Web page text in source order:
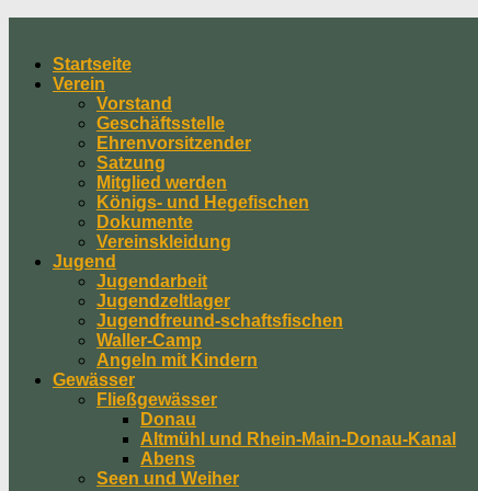
contentStartseite
Verein
Vorstand
Geschäftsstelle
Ehrenvorsitzender
Satzung
Mitglied werden
Königs- und Hegefischen
Dokumente
Vereinskleidung
Jugend
Jugendarbeit
Jugendzeltlager
Jugendfreund-schaftsfischen
Waller-Camp
Angeln mit Kindern
Gewässer
Fließgewässer
Donau
Altmühl und Rhein-Main-Donau-Kanal
Abens
Seen und Weiher